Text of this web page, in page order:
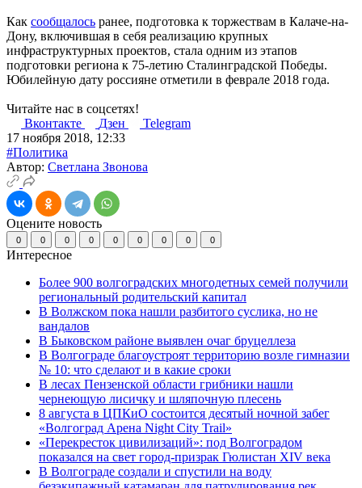
Как сообщалось ранее, подготoвка к торжествам в Калаче-на-
Дону, включившая в себя реализацию крупных
инфраструктурных проектов, стала одним из этапов
подготовки региона к 75-летию Сталинградской Победы.
Юбилейную дату россияне отметили в феврале 2018 года.
Читайте нас в соцсетях!
Вконтакте
Дзен
Telegram
17 ноября 2018, 12:33
#Политика
Автор: Светлана Звонова
Оцените новость
0 0 0 0 0 0 0 0 0
Интересное
Более 900 волгоградских многодетных семей получили
региональный родительский капитал
В Волжском пока нашли разбитого суслика, но не
вандалов
В Быковском районе выявлен очаг бруцеллеза
В Волгограде благоустроят территорию возле гимназии
№ 10: что сделают и в какие сроки
В лесах Пензенской области грибники нашли
чернеющую лисичку и шляпочную плесень
8 августа в ЦПКиО состоится десятый ночной забег
«Волгоград Арена Night City Trail»
«Перекресток цивилизаций»: под Волгоградом
показался на свет город-призрак Гюлистан XIV века
В Волгограде создали и спустили на воду